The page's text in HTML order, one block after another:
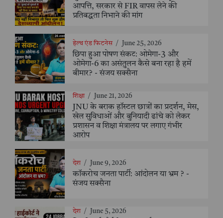
आपत्ति, सरकार से FIR वापस लेने की
प्रतिबद्धता निभाने की मांग
हेल्थ एंड फिटनेस / June 25, 2026
छिपा हुआ पोषण संकट: ओमेगा-3 और
ओमेगा-6 का असंतुलन कैसे बना रहा है हमें
बीमार? - संजय सक्सैना
शिक्षा / June 21, 2026
JNU के बराक हॉस्टल छात्रों का प्रदर्शन, मेस,
खेल सुविधाओं और बुनियादी ढांचे को लेकर
प्रशासन व शिक्षा मंत्रालय पर लगाए गंभीर
आरोप
देश / June 9, 2026
कॉकरोच जनता पार्टी: आंदोलन या भ्रम ? -
संजय सक्सैना
देश / June 5, 2026